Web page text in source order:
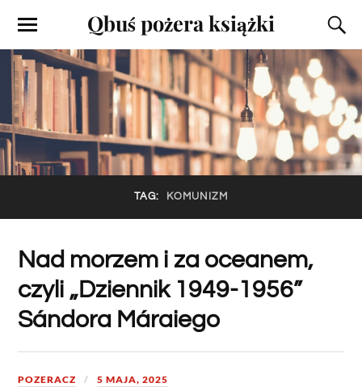
Qbuś pożera książki
TAG: KOMUNIZM
Nad morzem i za oceanem,
czyli „Dziennik 1949-1956”
Sándora Máraiego
POZERACZ 5 MAJA, 2025